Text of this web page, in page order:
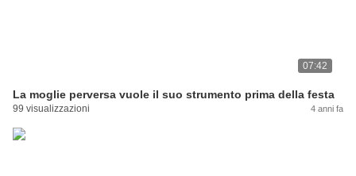
07:42
La moglie perversa vuole il suo strumento prima della festa
99 visualizzazioni 4 anni fa